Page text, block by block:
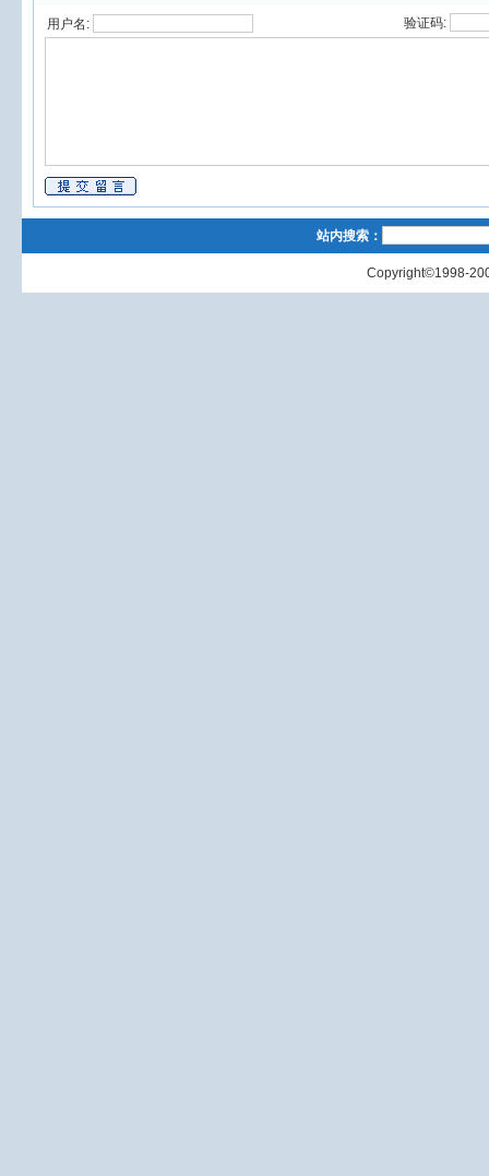
用户名: 验证码:
站内搜索：
Copyright©1998-